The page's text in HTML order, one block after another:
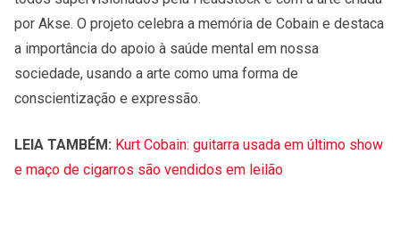
por Akse. O projeto celebra a memória de Cobain e destaca
a importância do apoio à saúde mental em nossa
sociedade, usando a arte como uma forma de
conscientização e expressão.
LEIA TAMBÉM: Kurt Cobain: guitarra usada em último show
e maço de cigarros são vendidos em leilão